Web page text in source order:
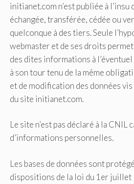
initianet.com n’est publiée à l’insu
échangée, transférée, cédée ou
quelconque à des tiers. Seule
webmaster et de ses droits
des dites informations à
à son tour tenu de la même
et de modification des données
du site initianet.com.
Le site n’est pas déclaré à la CNIL
d’informations personnelles.
Les bases de données sont
dispositions de la loi du 1er juillet